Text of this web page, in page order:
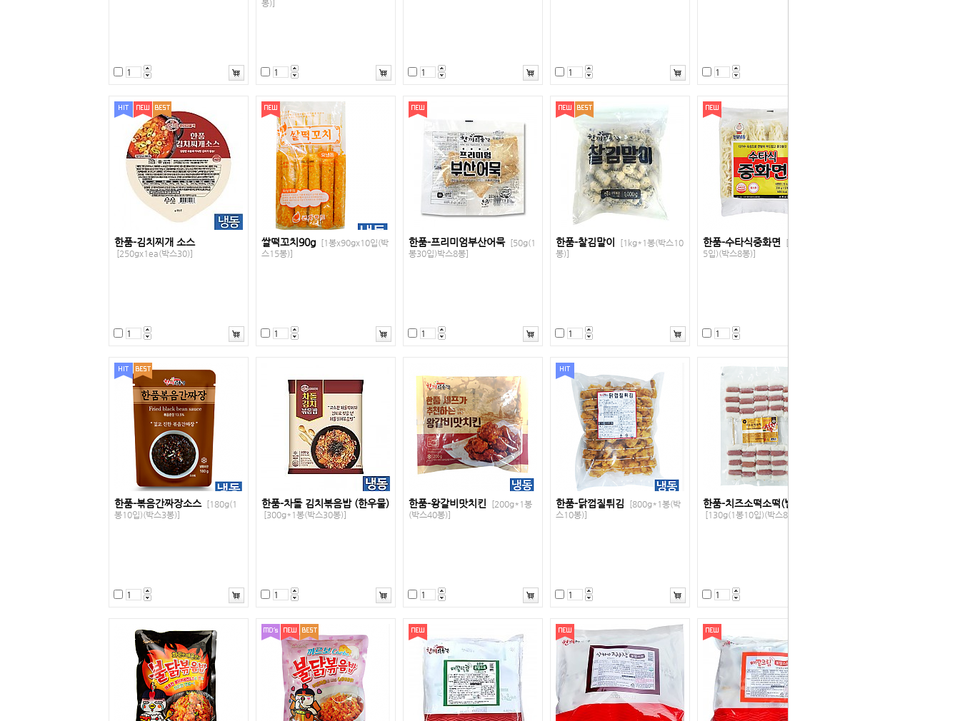
봉)]
한품-김치찌개 소스
[250gx1ea(박스30)]
쌀떡꼬치90g
[1봉x90gx10입(박
스15봉)]
한품-프리미엄부산어묵 [50g(1
봉30입)박스8봉]
한품-찰김말이
[1kg*1봉(박스10
봉)]
한품-수타식중화면
[1.15kg(1봉
5입)(박스8봉)]
한품-볶음간짜장소스 [180g(1
봉10입)(박스3봉)]
한품-차돌 김치볶음밥 (한우물)
[300g*1봉(박스30봉)]
한품-왕갈비맛치킨
[200g*1봉
(박스40봉)]
한품-닭껍질튀김
[800g*1봉(박
스10봉)]
한품-치즈소떡소떡(벌크)
[130g(1봉10입)(박스8봉)]